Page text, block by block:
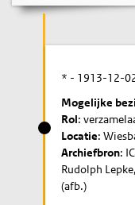
* - 1913-12-
Mogelijke
Rol:
Locatie:
Archiefbron:
Rudolph
(afb.)